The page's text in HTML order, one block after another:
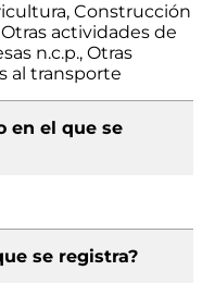
Construcción
actividades de
n.c.p., Otras
al transporte
en el que se
se registra?